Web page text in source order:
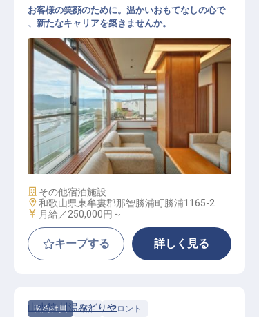
マルチタスクサービススタッフ・リ
ーダー
お客様の笑顔のために。温かいおもてなしの心で
、新たなキャリアを築きませんか。
施設業態
その他宿泊施設
勤務地
和歌山県東牟婁郡那智勝浦町勝浦1165-2
給与
月給／250,000円～
キープする 詳しく見る
契約社員 宿泊 フロント
山水館 川湯みどりや